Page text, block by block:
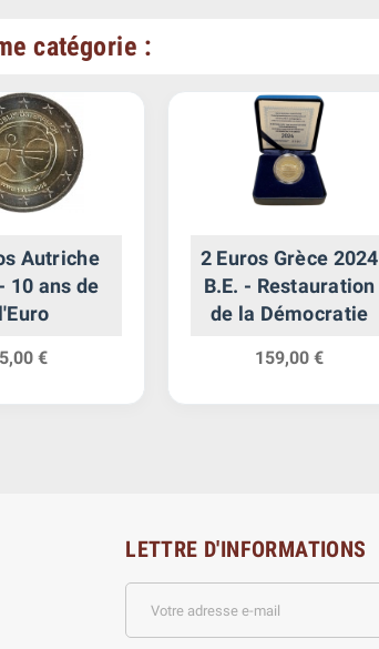
catégorie :
Autriche
10 ans de
l'Euro
5,00 €
2 Euros Grèce 2024
B.E. - Restauration
de la Démocratie
159,00 €
LETTRE D'INFORMATIONS